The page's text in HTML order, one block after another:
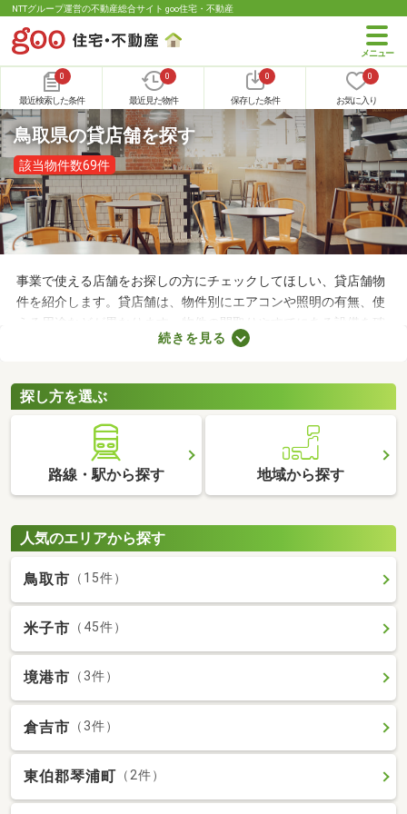
NTTグループ運営の不動産総合サイト goo住宅・不動産
0
最近検索した条件
0
最近見た物件
0
保存した条件
0
お気に入り
鳥取県の貸店舗を探す
該当物件数69件
事業で使える店舗をお探しの方にチェックしてほしい、貸店舗物
件を紹介します。貸店舗は、物件別にエアコンや照明の有無、使
える用途などが異なります。物件の間取りやすでにある設備を確
認したうえで、内見を申し込むことがおすすめです。店舗の家賃
しょう。
続きを見る
探し方を選ぶ
路線・駅から探す 地域から探す
人気のエリアから探す
鳥取市 （15件）
米子市 （45件）
境港市 （3件）
倉吉市 （3件）
東伯郡琴浦町 （2件）